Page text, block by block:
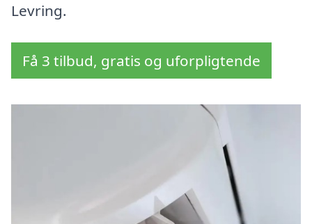
Levring.
Få 3 tilbud, gratis og uforpligtende